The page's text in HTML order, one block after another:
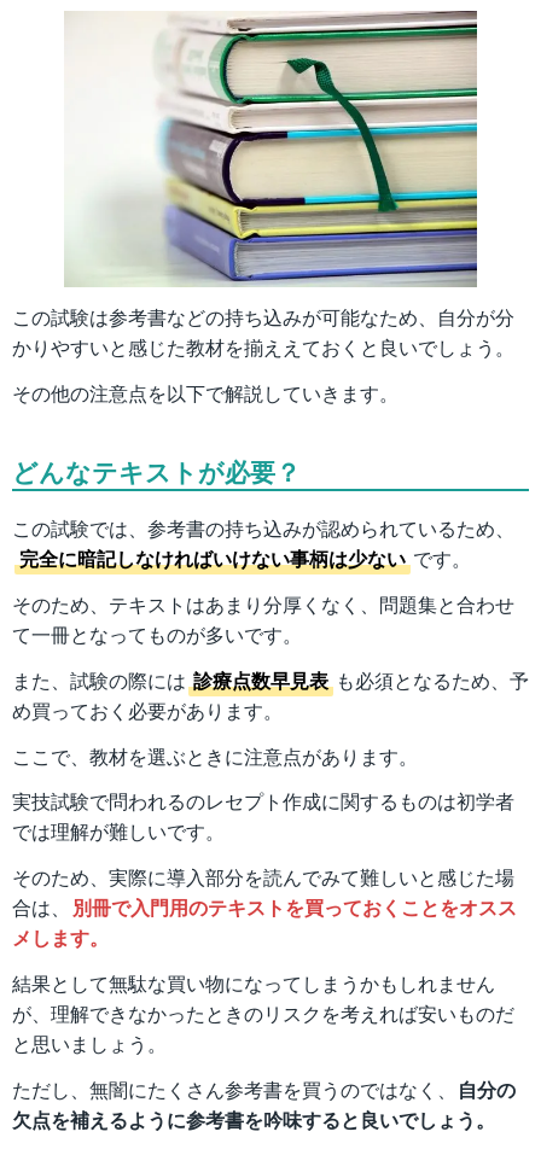
この試験は参考書などの持ち込みが可能なため、自分が分
かりやすいと感じた教材を揃ええておくと良いでしょう。
その他の注意点を以下で解説していきます。
どんなテキストが必要？
この試験では、参考書の持ち込みが認められているため、
完全に暗記しなければいけない事柄は少ない です。
そのため、テキストはあまり分厚くなく、問題集と合わせ
て一冊となってものが多いです。
また、試験の際には 診療点数早見表 も必須となるため、予
め買っておく必要があります。
ここで、教材を選ぶときに注意点があります。
実技試験で問われるのレセプト作成に関するものは初学者
では理解が難しいです。
そのため、実際に導入部分を読んでみて難しいと感じた場
合は、
別冊で入門用のテキストを買っておくことをオスス
メします。
結果として無駄な買い物になってしまうかもしれません
が、理解できなかったときのリスクを考えれば安いものだ
と思いましょう。
ただし、無闇にたくさん参考書を買うのではなく、
自分の
欠点を補えるように参考書を吟味すると良いでしょう。